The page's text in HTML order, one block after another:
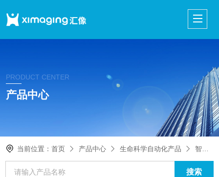
PRODUCT CENTER
产品中心
当前位置：首页 产品中心 生命科学自动化产品 智能自动化仪器设备